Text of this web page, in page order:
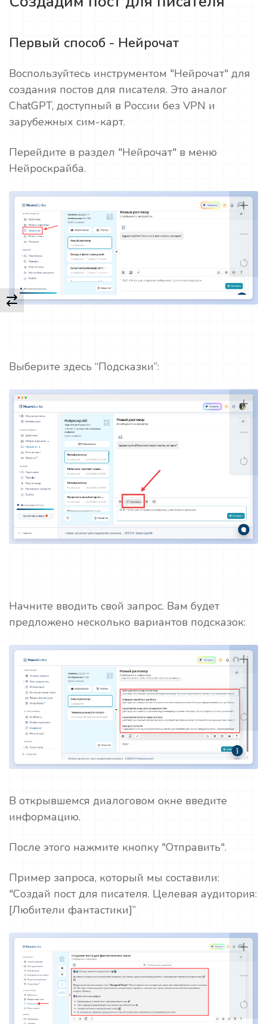
Первый способ - Нейрочат
Воспользуйтесь инструментом "Нейрочат" для
создания постов для писателя. Это аналог
ChatGPT, доступный в России без VPN и
зарубежных сим-карт.
Перейдите в раздел "Нейрочат" в меню
Нейроскрайба.
Выберите здесь “Подсказки”:
Начните вводить свой запрос. Вам будет
предложено несколько вариантов подсказок:
В открывшемся диалоговом окне введите
информацию.
После этого нажмите кнопку "Отправить".
Пример запроса, который мы составили:
"Создай пост для писателя. Целевая аудитория:
[Любители фантастики]”